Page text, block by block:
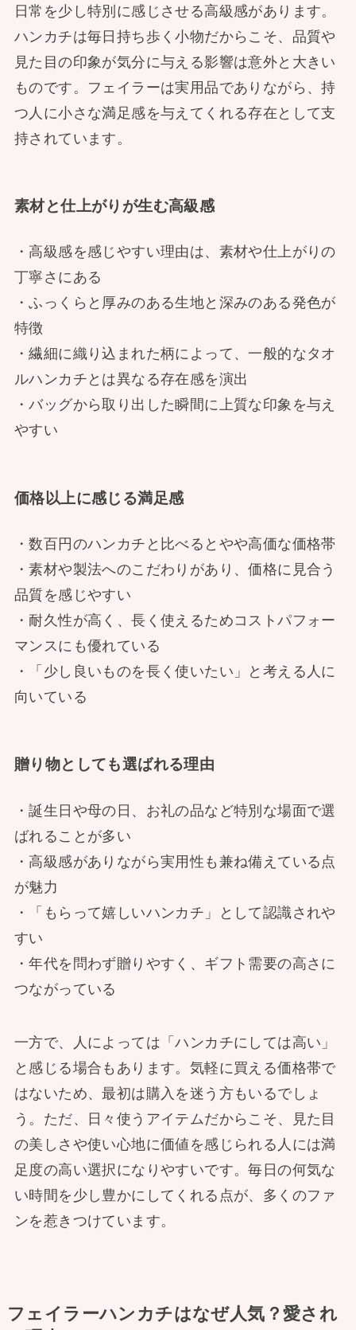
日常を少し特別に感じさせる高級感があります。
ハンカチは毎日持ち歩く小物だからこそ、品質や
見た目の印象が気分に与える影響は意外と大きい
ものです。フェイラーは実用品でありながら、持
つ人に小さな満足感を与えてくれる存在として支
持されています。
素材と仕上がりが生む高級感
・高級感を感じやすい理由は、素材や仕上がりの
丁寧さにある
・ふっくらと厚みのある生地と深みのある発色が
特徴
・繊細に織り込まれた柄によって、一般的なタオ
ルハンカチとは異なる存在感を演出
・バッグから取り出した瞬間に上質な印象を与え
やすい
価格以上に感じる満足感
・数百円のハンカチと比べるとやや高価な価格帯
・素材や製法へのこだわりがあり、価格に見合う
品質を感じやすい
・耐久性が高く、長く使えるためコストパフォー
マンスにも優れている
・「少し良いものを長く使いたい」と考える人に
向いている
贈り物としても選ばれる理由
・誕生日や母の日、お礼の品など特別な場面で選
ばれることが多い
・高級感がありながら実用性も兼ね備えている点
が魅力
・「もらって嬉しいハンカチ」として認識されや
すい
・年代を問わず贈りやすく、ギフト需要の高さに
つながっている
一方で、人によっては「ハンカチにしては高い」
と感じる場合もあります。気軽に買える価格帯で
はないため、最初は購入を迷う方もいるでしょ
う。ただ、日々使うアイテムだからこそ、見た目
の美しさや使い心地に価値を感じられる人には満
足度の高い選択になりやすいです。毎日の何気な
い時間を少し豊かにしてくれる点が、多くのファ
ンを惹きつけています。
フェイラーハンカチはなぜ人気？愛され